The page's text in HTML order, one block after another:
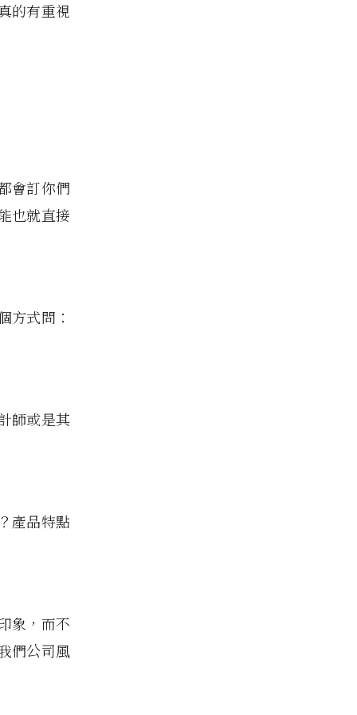
的有重視
會訂你們
也就直接
方式問：
師或是其
產品特點
象，而不
們公司風